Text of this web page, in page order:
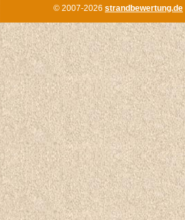
© 2007-2026 strandbewertung.de